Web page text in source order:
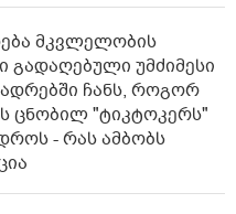
მკვლელობის
გადაღებული უმძიმესი
ჩანს, როგორ
ცნობილ "ტიკტოკერს"
- რას ამბობს